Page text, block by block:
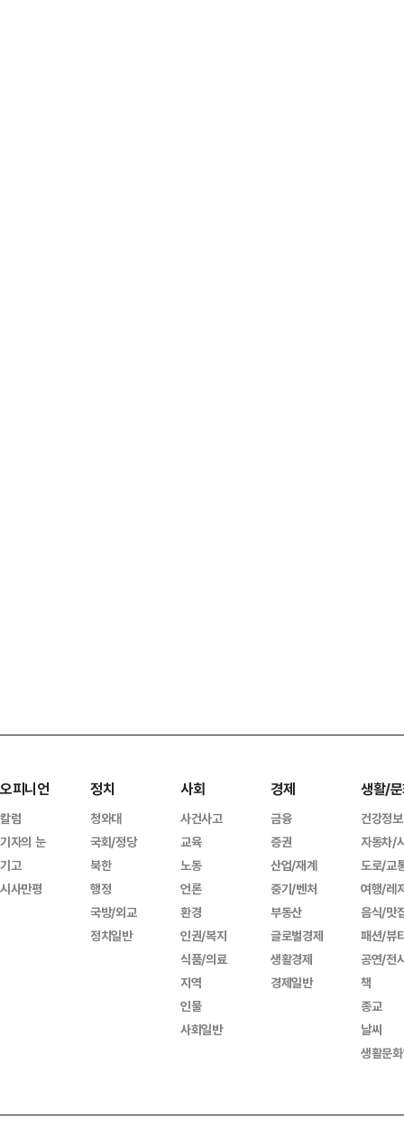
오피니언
칼럼
기자의 눈
기고
시사만평
정치
청와대
국회/정당
북한
행정
국방/외교
정치일반
사회
사건사고
교육
노동
언론
환경
인권/복지
식품/의료
지역
인물
사회일반
경제
금융
증권
산업/재계
중기/벤처
부동산
글로벌경제
생활경제
경제일반
생활/
건강정보
자동차/
도로/교
여행/레
음식/맛
패션/뷰
공연/전
책
종교
날씨
생활문